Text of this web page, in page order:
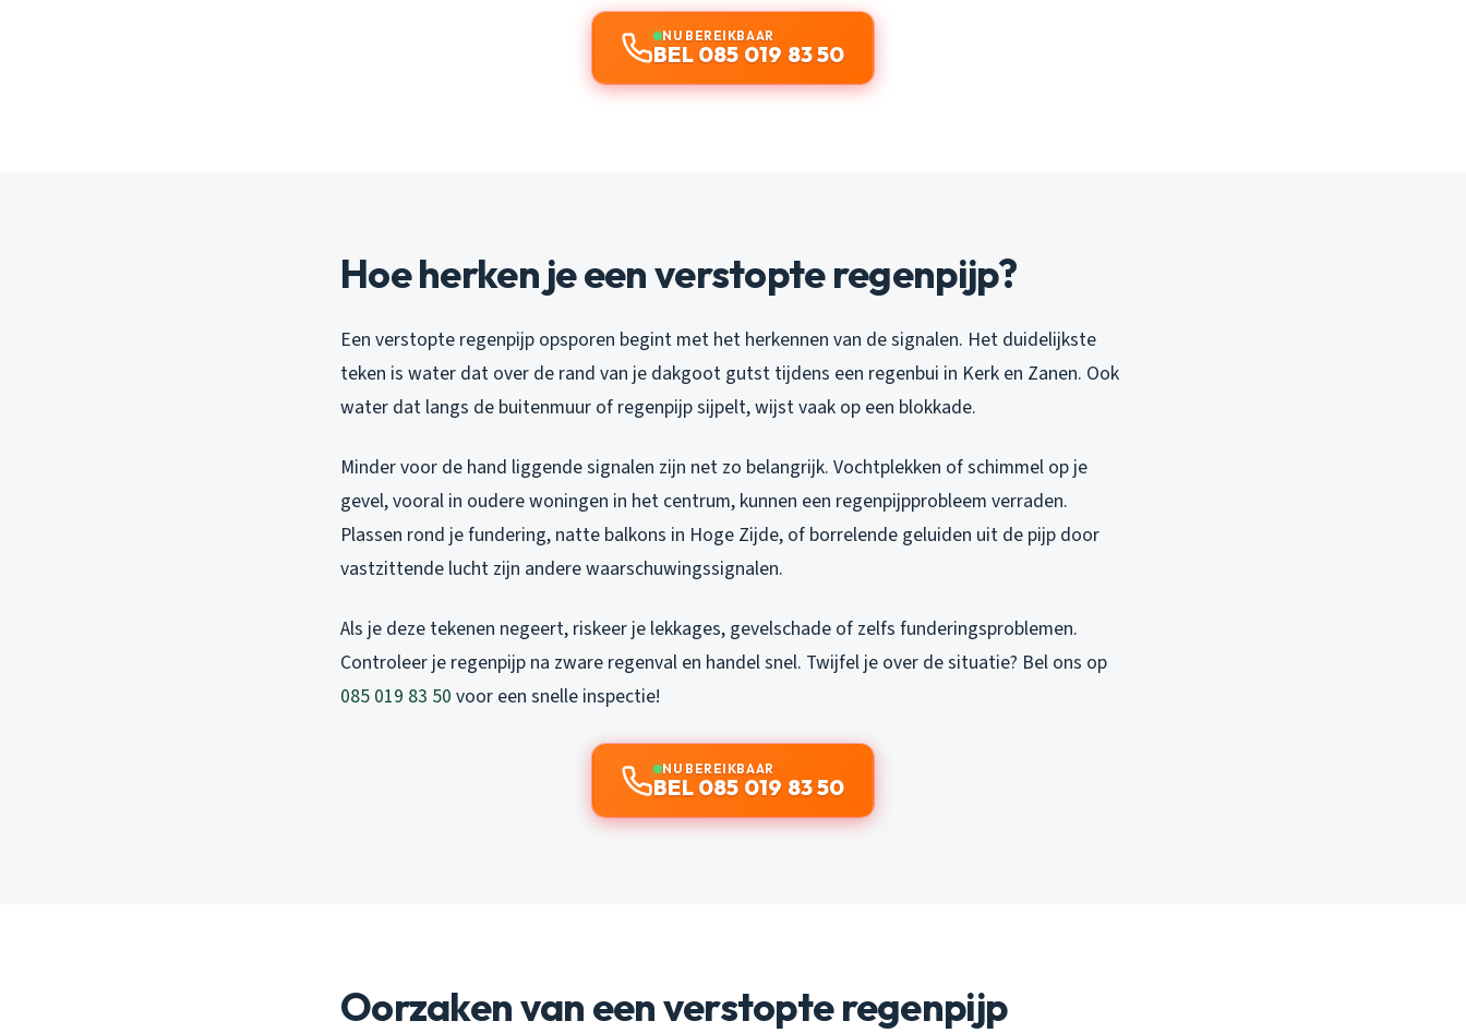
NU BEREIKBAAR
BEL 085 019 83 50
Hoe herken je een verstopte regenpijp?
Een verstopte regenpijp opsporen begint met het herkennen van de signalen. Het duidelijkste
teken is water dat over de rand van je dakgoot gutst tijdens een regenbui in Kerk en Zanen. Ook
water dat langs de buitenmuur of regenpijp sijpelt, wijst vaak op een blokkade.
Minder voor de hand liggende signalen zijn net zo belangrijk. Vochtplekken of schimmel op je
gevel, vooral in oudere woningen in het centrum, kunnen een regenpijpprobleem verraden.
Plassen rond je fundering, natte balkons in Hoge Zijde, of borrelende geluiden uit de pijp door
vastzittende lucht zijn andere waarschuwingssignalen.
Als je deze tekenen negeert, riskeer je lekkages, gevelschade of zelfs funderingsproblemen.
Controleer je regenpijp na zware regenval en handel snel. Twijfel je over de situatie? Bel ons op
085 019 83 50 voor een snelle inspectie!
NU BEREIKBAAR
BEL 085 019 83 50
Oorzaken van een verstopte regenpijp